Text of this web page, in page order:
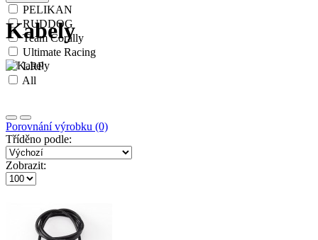
PELIKAN
RUDDOG
Team Corally
Ultimate Racing
LRP
All
Kabely
Porovnání výrobku (0)
Tříděno podle:
Zobrazit: